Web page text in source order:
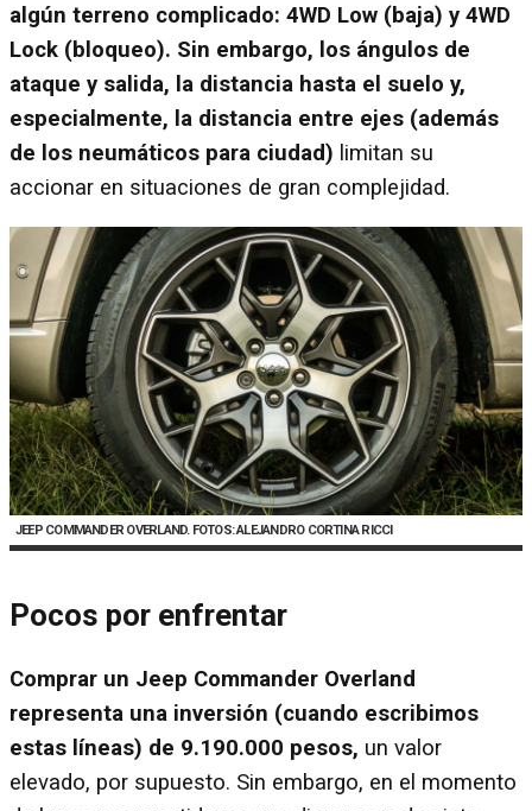
algún terreno complicado: 4WD Low (baja) y 4WD
Lock (bloqueo). Sin embargo, los ángulos de
ataque y salida, la distancia hasta el suelo y,
especialmente, la distancia entre ejes (además
de los neumáticos para ciudad) limitan su
accionar en situaciones de gran complejidad.
JEEP COMMANDER OVERLAND. FOTOS: ALEJANDRO CORTINA RICCI
Pocos por enfrentar
Comprar un Jeep Commander Overland
representa una inversión (cuando escribimos
estas líneas) de 9.190.000 pesos, un valor
elevado, por supuesto. Sin embargo, en el momento